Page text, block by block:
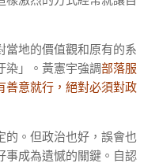
當地的價值觀和原有的系
染」。黃憲宇強調部落服
善意就行，絕對必須對政
的。但政治也好，誤會也
事成為遺憾的關鍵。自認